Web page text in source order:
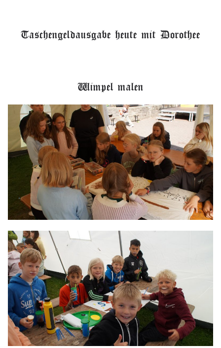
Taschengeldausgabe heute mit Dorothee
Wimpel malen